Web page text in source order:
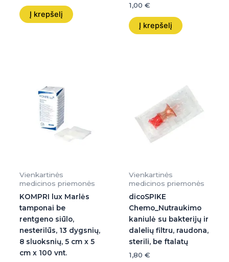
Į krepšelį
1,00 €
Į krepšelį
Vienkartinės
medicinos priemonės
KOMPRI lux Marlės
tamponai be
rentgeno siūlo,
nesterilūs, 13 dygsnių,
8 sluoksnių, 5 cm x 5
cm x 100 vnt.
Vienkartinės
medicinos priemonės
dicoSPIKE
Chemo_Nutraukimo
kaniulė su bakterijų ir
dalelių filtru, raudona,
sterili, be ftalatų
1,80 €